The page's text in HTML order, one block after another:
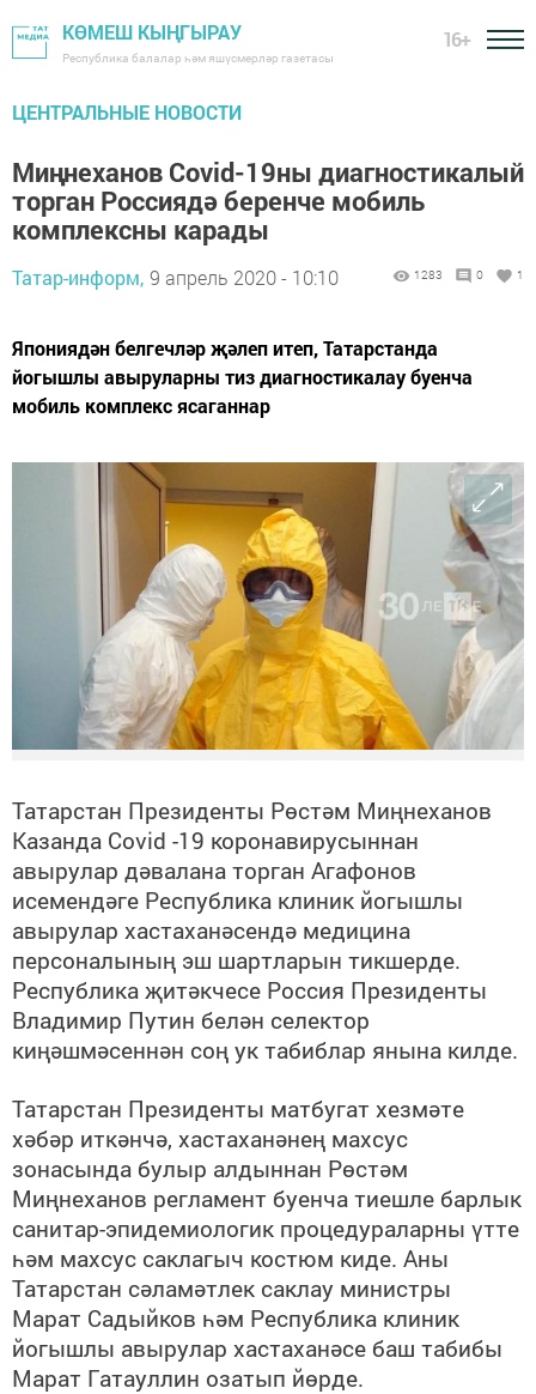
КӨМЕШ КЫҢГЫРАУ
Республика балалар һәм яшүсмерләр газетасы
16+
ЦЕНТРАЛЬНЫЕ НОВОСТИ
Миңнеханов Covid-19ны диагностикалый
торган Россиядә беренче мобиль
комплексны карады
Татар-информ, 9 апрель 2020 - 10:10 1283 0 1
Япониядән белгечләр җәлеп итеп, Татарстанда
йогышлы авыруларны тиз диагностикалау буенча
мобиль комплекс ясаганнар
Татарстан Президенты Рөстәм Миңнеханов
Казанда Covid -19 коронавирусыннан
авырулар дәвалана торган Агафонов
исемендәге Республика клиник йогышлы
авырулар хастаханәсендә медицина
персоналының эш шартларын тикшерде.
Республика җитәкчесе Россия Президенты
Владимир Путин белән селектор
киңәшмәсеннән соң ук табиблар янына килде.
Татарстан Президенты матбугат хезмәте
хәбәр иткәнчә, хастаханәнең махсус
зонасында булыр алдыннан Рөстәм
Миңнеханов регламент буенча тиешле барлык
санитар-эпидемиологик процедураларны үтте
һәм махсус саклагыч костюм киде. Аны
Татарстан сәламәтлек саклау министры
Марат Садыйков һәм Республика клиник
йогышлы авырулар хастаханәсе баш табибы
Марат Гатауллин озатып йөрде.